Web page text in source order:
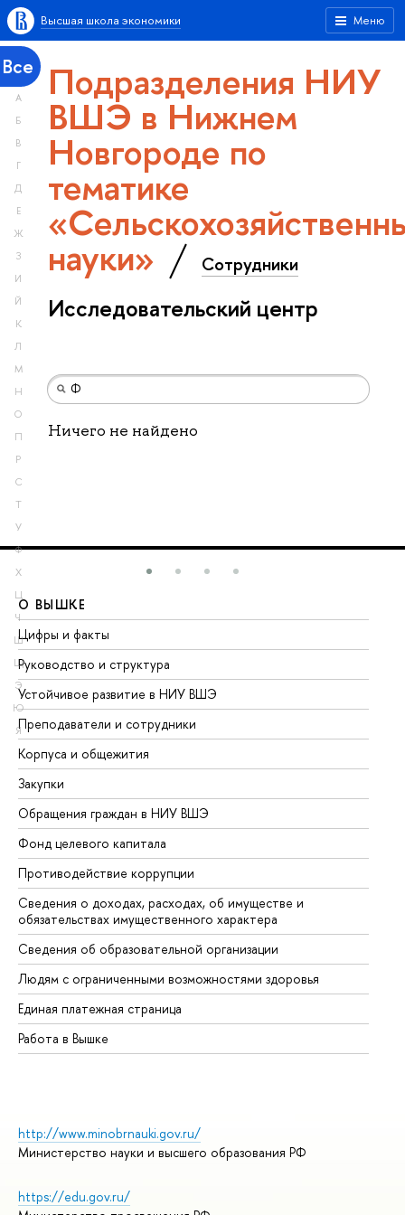
Меню
Высшая школа экономики
Все
А
Б
В
Г
Д
Е
Ж
З
И
Й
К
Л
М
Н
О
П
Р
С
Т
У
Ф
Х
Ц
Ч
Ш
Щ
Э
Ю
Я
Подразделения НИУ
ВШЭ в Нижнем
Новгороде по
тематике
науки» Сотрудники
Исследовательский центр
Ничего не найдено
О ВЫШКЕ
Цифры и факты
Руководство и структура
Устойчивое развитие в НИУ ВШЭ
Преподаватели и сотрудники
Корпуса и общежития
Закупки
Обращения граждан в НИУ ВШЭ
Фонд целевого капитала
Противодействие коррупции
Сведения о доходах, расходах, об имуществе и
обязательствах имущественного характера
Сведения об образовательной организации
Людям с ограниченными возможностями здоровья
Единая платежная страница
Работа в Вышке
http://www.minobrnauki.gov.ru/
Министерство науки и высшего образования РФ
https://edu.gov.ru/